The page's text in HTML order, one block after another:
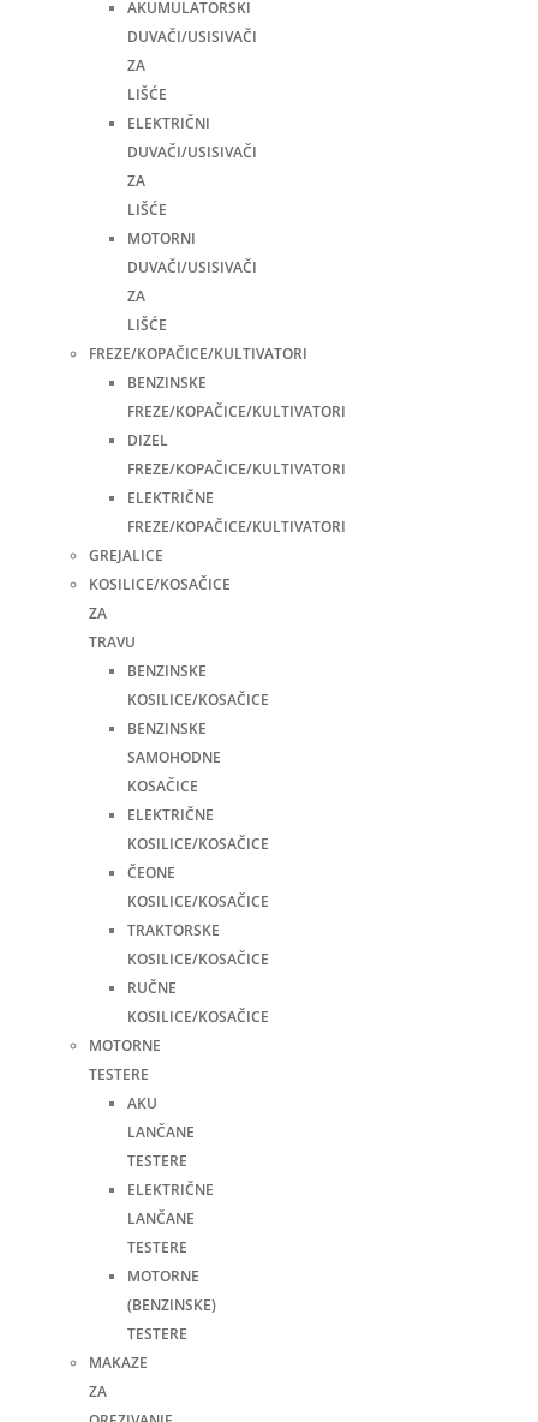
AKUMULATORSKI
DUVAČI/USISIVAČI
ZA
LIŠĆE
ELEKTRIČNI
DUVAČI/USISIVAČI
ZA
LIŠĆE
MOTORNI
DUVAČI/USISIVAČI
ZA
LIŠĆE
FREZE/KOPAČICE/KULTIVATORI
BENZINSKE
FREZE/KOPAČICE/KULTIVATORI
DIZEL
FREZE/KOPAČICE/KULTIVATORI
ELEKTRIČNE
FREZE/KOPAČICE/KULTIVATORI
GREJALICE
KOSILICE/KOSAČICE
ZA
TRAVU
BENZINSKE
KOSILICE/KOSAČICE
BENZINSKE
SAMOHODNE
KOSAČICE
ELEKTRIČNE
KOSILICE/KOSAČICE
ČEONE
KOSILICE/KOSAČICE
TRAKTORSKE
KOSILICE/KOSAČICE
RUČNE
KOSILICE/KOSAČICE
MOTORNE
TESTERE
AKU
LANČANE
TESTERE
ELEKTRIČNE
LANČANE
TESTERE
MOTORNE
(BENZINSKE)
TESTERE
MAKAZE
ZA